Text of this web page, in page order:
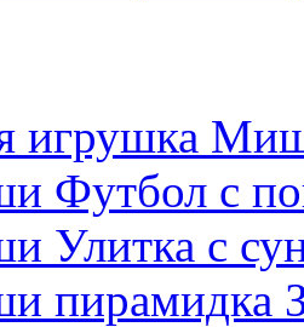
игрушка
Футбол с
Улитка с
пирамидка